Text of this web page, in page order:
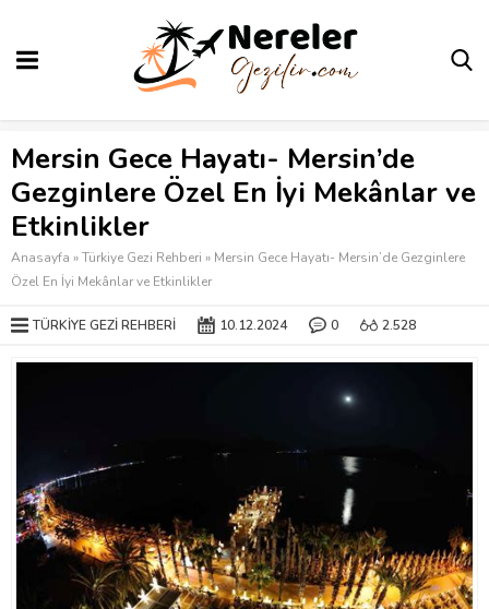
Mersin Gece Hayatı- Mersin’de
Gezginlere Özel En İyi Mekânlar ve
Etkinlikler
Anasayfa »Türkiye Gezi Rehberi » Mersin Gece Hayatı- Mersin’de Gezginlere
Özel En İyi Mekânlar ve Etkinlikler
TÜRKIYE GEZI REHBERI 10.12.2024 0 2.528